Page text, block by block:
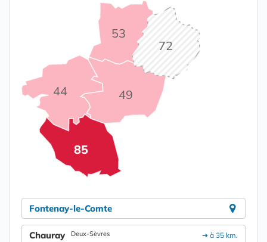
44 49
53
72
85
Fontenay-le-Comte
➔ à 35 km.
Chauray Deux-Sèvres